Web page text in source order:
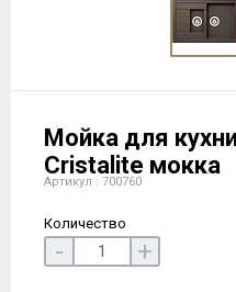
Мойка для
Cristalite мокка
Артикул : 700760
Количество
- +